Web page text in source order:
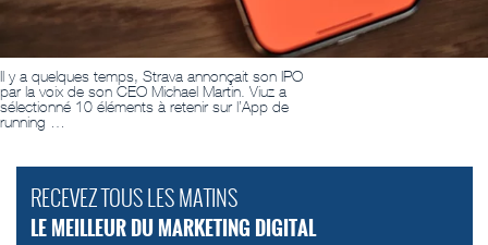
Il y a quelques temps, Strava annonçait son IPO
par la voix de son CEO Michael Martin. Viuz a
sélectionné 10 éléments à retenir sur l’App de
running …
RECEVEZ TOUS LES MATINS
LE MEILLEUR DU MARKETING DIGITAL